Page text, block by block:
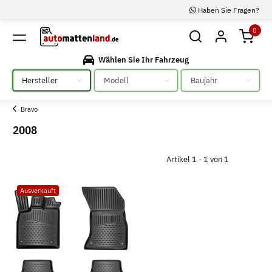
Haben Sie Fragen?
0
Wählen Sie Ihr Fahrzeug
Bitte auswählen
Bitte auswählen Bitte auswählen
Bravo
2008
Artikel 1 - 1 von 1
Ausverkauft